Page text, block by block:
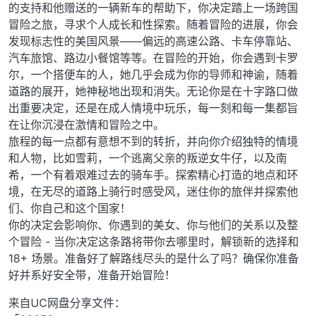
的支持和他赠送的一辆新车的帮助下，你决定踏上一场跨国
冒险之旅，寻求个人成长和性探索。随着冒险的进展，你会
发现标志性的美国风景——偏远的高速公路、卡车停靠站、
汽车旅馆、路边小餐馆等等。在冒险的开始，你会遇到卡罗
尔，一个搭便车的人，她几乎会成为你的导师和神谕，随着
道路的展开，她神秘地出现和消失。无论你是在十字路口做
出重要决定，还是在成人情境中玩乐，每一刻和每一集都旨
在让你沉浸在激情和冒险之中。
旅程的每一点都有意想不到的转折，并向你介绍独特的情境
和人物，比如雪莉，一个逃离父亲的叛逆女牛仔，以及南
希，一个有着艰难过去的骑车手。探索精心打造的地点和环
境，在无尽的道路上骑行时感受风，迷住你的旅伴并探索他
们、你自己和这个国家！
你的决定会影响你、你遇到的美女、你与他们的关系以及整
个冒险 - 当你决定这条路将带你去哪里时，解锁新的选择和
18+ 场景。准备好了解路线尽头的是什么了吗？确保你准备
好并系好安全带，准备开始冒险！
来自UC网盘分享文件：